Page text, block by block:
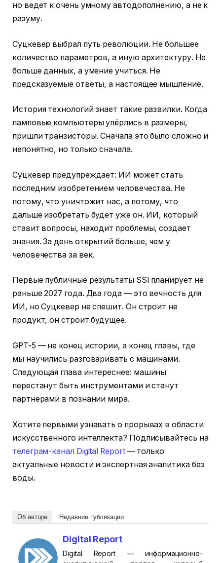
но ведет к очень умному автодополнению, а не к
разуму.
Суцкевер выбрал путь революции. Не большее
количество параметров, а иную архитектуру. Не
больше данных, а умение учиться. Не
предсказуемые ответы, а настоящее мышление.
История технологий знает такие развилки. Когда
ламповые компьютеры упёрлись в размеры,
пришли транзисторы. Сначала это было сложно и
непонятно, но только сначала.
Суцкевер предупреждает: ИИ может стать
последним изобретением человечества. Не
потому, что уничтожит нас, а потому, что
дальше изобретать будет уже он. ИИ, который
ставит вопросы, находит проблемы, создает
знания. За день открытий больше, чем у
человечества за век.
Первые публичные результаты SSI планирует не
раньше 2027 года. Два года — это вечность для
ИИ, но Суцкевер не спешит. Он строит не
продукт, он строит будущее.
GPT-5 — не конец истории, а конец главы, где
мы научились разговаривать с машинами.
Следующая глава интереснее: машины
перестанут быть инструментами и станут
партнерами в познании мира.
Хотите первыми узнавать о прорывах в области
искусственного интеллекта? Подписывайтесь на
телеграм-канал Digital Report— только
актуальные новости и экспертная аналитика без
воды.
Об авторе Недавние публикации
Digital Report
Digital Report — информационно-